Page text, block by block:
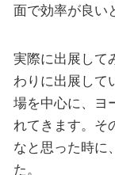
面で効率が良い
実際に出展して
わりに出展して
場を中心に、ヨ
れてきます。そ
なと思った時に
た。